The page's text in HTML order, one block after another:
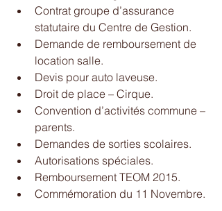
Contrat groupe d’assurance
statutaire du Centre de Gestion.
Demande de remboursement de
location salle.
Devis pour auto laveuse.
Droit de place – Cirque.
Convention d’activités commune –
parents.
Demandes de sorties scolaires.
Autorisations spéciales.
Remboursement TEOM 2015.
Commémoration du 11 Novembre.